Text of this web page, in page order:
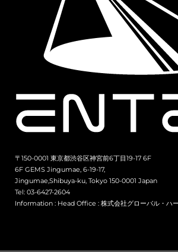
〒150-0001 東京都渋谷区神宮前6丁目19-17 6F
6F GEMS Jingumae, 6-19-17,
Jingumae,Shibuya-ku, Tokyo 150-0001 Japan
Tel: 03-6427-2604
Information : Head Office : 株式会社グローバル・ハ